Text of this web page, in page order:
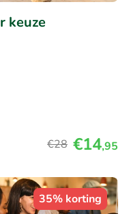
keuze
€28 €14,95
35% korting